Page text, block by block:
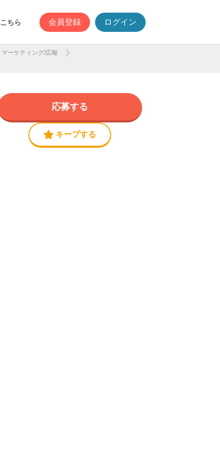
ちら 会員登録 ログイン
マーケティング/広報
キープする
応募する